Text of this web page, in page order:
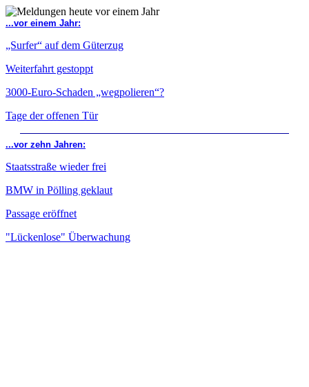
...vor einem Jahr:
„Surfer“ auf dem Güterzug
Weiterfahrt gestoppt
3000-Euro-Schaden „wegpolieren“?
Tage der offenen Tür
...vor zehn Jahren:
Staatsstraße wieder frei
BMW in Pölling geklaut
Passage eröffnet
"Lückenlose" Überwachung